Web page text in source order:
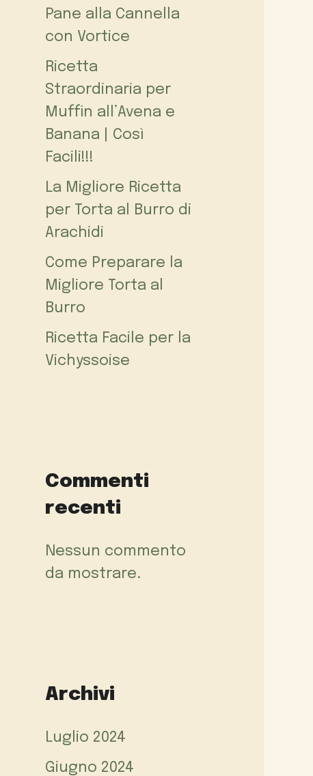
Pane alla Cannella
con Vortice
Ricetta
Straordinaria per
Muffin all’Avena e
Banana | Così
Facili!!!
La Migliore Ricetta
per Torta al Burro di
Arachidi
Come Preparare la
Migliore Torta al
Burro
Ricetta Facile per la
Vichyssoise
Commenti
recenti
Nessun commento
da mostrare.
Archivi
Luglio 2024
Giugno 2024